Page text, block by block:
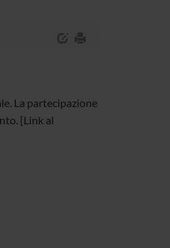
La partecipazione
[Link al